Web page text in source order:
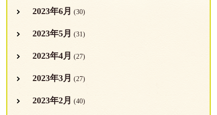
2023年6月 (30)
2023年5月 (31)
2023年4月 (27)
2023年3月 (27)
2023年2月 (40)